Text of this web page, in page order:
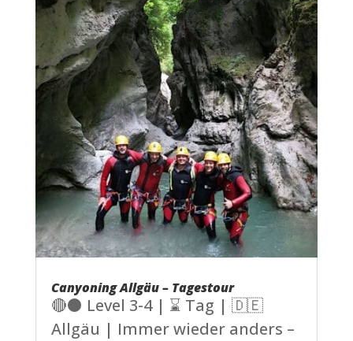
Canyoning Allgäu – Tagestour
🔴⚫ Level 3-4 | ⌛ Tag | 🇩🇪
Allgäu | Immer wieder anders –